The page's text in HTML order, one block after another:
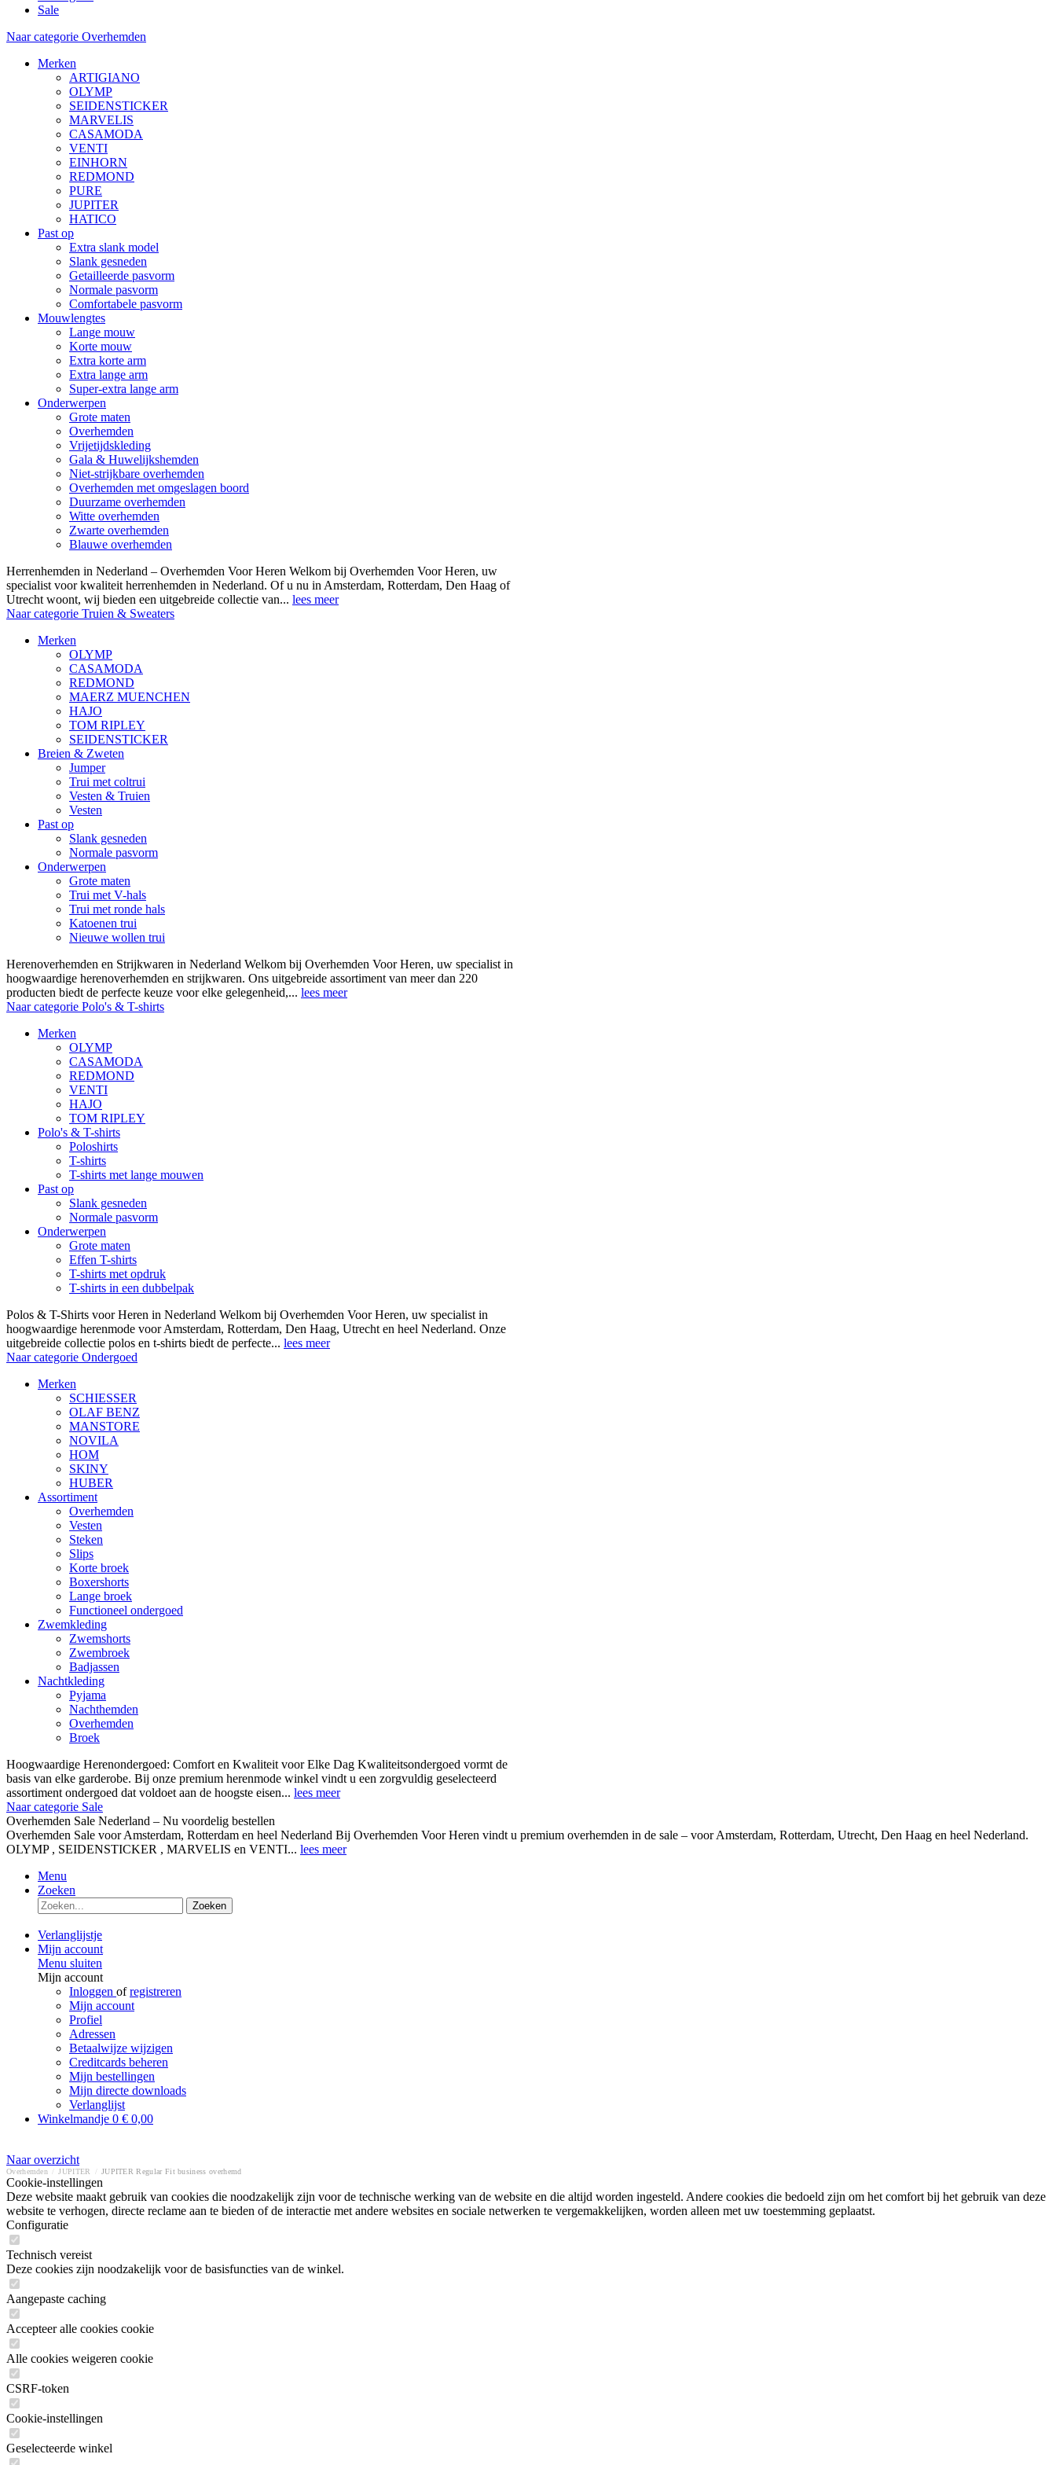
Sale
Naar categorie Overhemden
Merken
ARTIGIANO
OLYMP
SEIDENSTICKER
MARVELIS
CASAMODA
VENTI
EINHORN
REDMOND
PURE
JUPITER
HATICO
Past op
Extra slank model
Slank gesneden
Getailleerde pasvorm
Normale pasvorm
Comfortabele pasvorm
Mouwlengtes
Lange mouw
Korte mouw
Extra korte arm
Extra lange arm
Super-extra lange arm
Onderwerpen
Grote maten
Overhemden
Vrijetijdskleding
Gala & Huwelijkshemden
Niet-strijkbare overhemden
Overhemden met omgeslagen boord
Duurzame overhemden
Witte overhemden
Zwarte overhemden
Blauwe overhemden
Herrenhemden in Nederland – Overhemden Voor Heren Welkom bij Overhemden Voor Heren, uw
specialist voor kwaliteit herrenhemden in Nederland. Of u nu in Amsterdam, Rotterdam, Den Haag of
Utrecht woont, wij bieden een uitgebreide collectie van... lees meer
Naar categorie Truien & Sweaters
Merken
OLYMP
CASAMODA
REDMOND
MAERZ MUENCHEN
HAJO
TOM RIPLEY
SEIDENSTICKER
Breien & Zweten
Jumper
Trui met coltrui
Vesten & Truien
Vesten
Past op
Slank gesneden
Normale pasvorm
Onderwerpen
Grote maten
Trui met V-hals
Trui met ronde hals
Katoenen trui
Nieuwe wollen trui
Herenoverhemden en Strijkwaren in Nederland Welkom bij Overhemden Voor Heren, uw specialist in
hoogwaardige herenoverhemden en strijkwaren. Ons uitgebreide assortiment van meer dan 220
producten biedt de perfecte keuze voor elke gelegenheid,... lees meer
Naar categorie Polo's & T-shirts
Merken
OLYMP
CASAMODA
REDMOND
VENTI
HAJO
TOM RIPLEY
Polo's & T-shirts
Poloshirts
T-shirts
T-shirts met lange mouwen
Past op
Slank gesneden
Normale pasvorm
Onderwerpen
Grote maten
Effen T-shirts
T-shirts met opdruk
T-shirts in een dubbelpak
Polos & T-Shirts voor Heren in Nederland Welkom bij Overhemden Voor Heren, uw specialist in
hoogwaardige herenmode voor Amsterdam, Rotterdam, Den Haag, Utrecht en heel Nederland. Onze
uitgebreide collectie polos en t-shirts biedt de perfecte... lees meer
Naar categorie Ondergoed
Merken
SCHIESSER
OLAF BENZ
MANSTORE
NOVILA
HOM
SKINY
HUBER
Assortiment
Overhemden
Vesten
Steken
Slips
Korte broek
Boxershorts
Lange broek
Functioneel ondergoed
Zwemkleding
Zwemshorts
Zwembroek
Badjassen
Nachtkleding
Pyjama
Nachthemden
Overhemden
Broek
Hoogwaardige Herenondergoed: Comfort en Kwaliteit voor Elke Dag Kwaliteitsondergoed vormt de
basis van elke garderobe. Bij onze premium herenmode winkel vindt u een zorgvuldig geselecteerd
assortiment ondergoed dat voldoet aan de hoogste eisen... lees meer
Naar categorie Sale
Overhemden Sale Nederland – Nu voordelig bestellen
Overhemden Sale voor Amsterdam, Rotterdam en heel Nederland Bij Overhemden Voor Heren vindt u premium overhemden in de sale – voor Amsterdam, Rotterdam, Utrecht, Den Haag en heel Nederland.
OLYMP , SEIDENSTICKER , MARVELIS en VENTI... lees meer
Menu
Zoeken
Zoeken
Verlanglijstje
Mijn account
Menu sluiten
Mijn account
Inloggen ofregistreren
Mijn account
Profiel
Adressen
Betaalwijze wijzigen
Creditcards beheren
Mijn bestellingen
Mijn directe downloads
Verlanglijst
Winkelmandje 0 € 0,00
Naar overzicht
Overhemden JUPITER JUPITER Regular Fit business overhemd
Cookie-instellingen
Deze website maakt gebruik van cookies die noodzakelijk zijn voor de technische werking van de website en die altijd worden ingesteld. Andere cookies die bedoeld zijn om het comfort bij het gebruik van deze
website te verhogen, directe reclame aan te bieden of de interactie met andere websites en sociale netwerken te vergemakkelijken, worden alleen met uw toestemming geplaatst.
Configuratie
Technisch vereist
Deze cookies zijn noodzakelijk voor de basisfuncties van de winkel.
Aangepaste caching
Accepteer alle cookies cookie
Alle cookies weigeren cookie
CSRF-token
Cookie-instellingen
Geselecteerde winkel